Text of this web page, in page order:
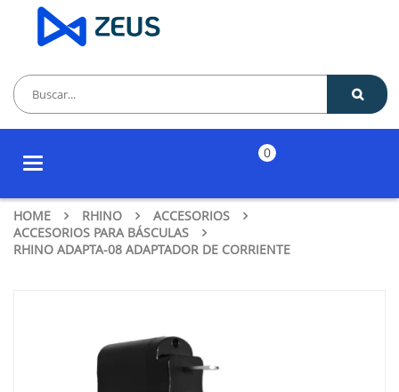
Toggle
0
HOME RHINO
ACCESORIOS
ACCESORIOS PARA BÁSCULAS
RHINO ADAPTA-08 ADAPTADOR DE CORRIENTE